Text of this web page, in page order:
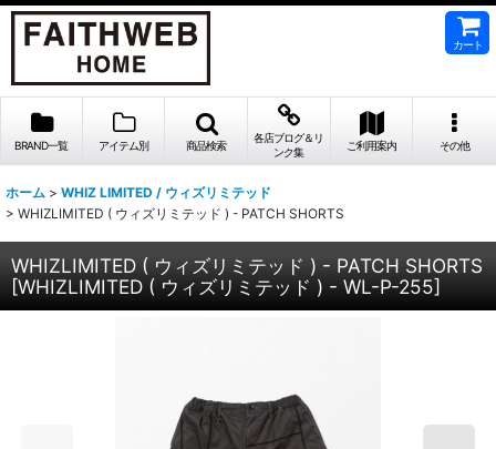
カート
BRAND一覧 アイテム別 商品検索
各店ブログ＆リ
ンク集
ご利用案内 その他
ホーム > WHIZ LIMITED / ウィズリミテッド
> WHIZLIMITED ( ウィズリミテッド ) - PATCH SHORTS
WHIZLIMITED ( ウィズリミテッド ) - PATCH SHORTS
[WHIZLIMITED ( ウィズリミテッド ) - WL-P-255]